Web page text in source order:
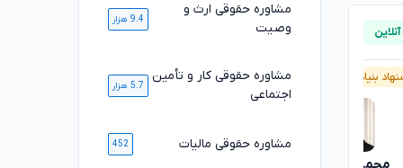
بنیاد وکلا پیشنهاد بنیاد وکلا
مشاوره حقوقی ارث و
وصیت
9.4 هزار
مشاوره حقوقی کار و تأمین
اجتماعی
5.7 هزار
مشاوره حقوقی مالیات 452